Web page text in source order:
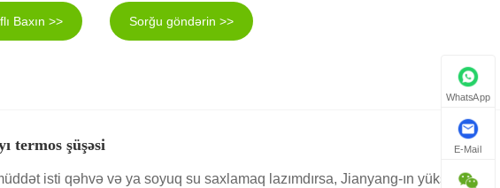
Baxın >> Sorğu göndərin >>
termos şüşəsi
isti qəhvə və ya soyuq su saxlamaq lazımdırsa, Jianyang-ın yüksək
WhatsApp
E-Mail